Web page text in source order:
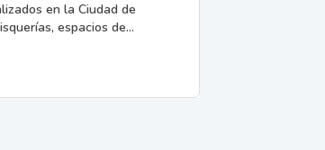
en la Ciudad de
espacios de...